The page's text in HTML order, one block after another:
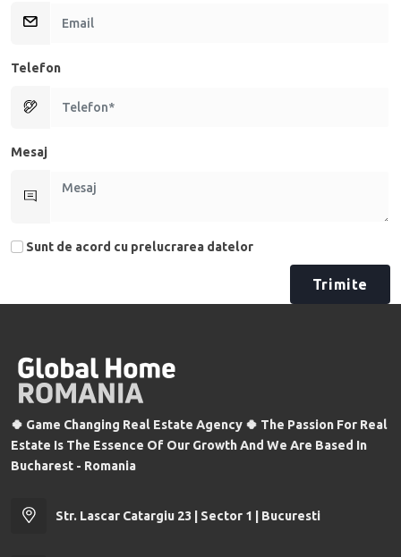
Telefon
Mesaj
Sunt de acord cu prelucrarea datelor
🍀 Game Changing Real Estate Agency 🍀 The Passion For Real
Estate Is The Essence Of Our Growth And We Are Based In
Bucharest - Romania
Str. Lascar Catargiu 23 | Sector 1 | Bucuresti